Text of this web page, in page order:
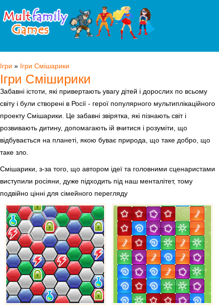
Ігри » Ігри Смішарики
Ігри Сміширики
Забавні істоти, які привертають увагу дітей і дорослих по всьому
світу і були створені в Росії - герої популярного мультиплікаційного
проекту Смішарики. Це забавні звірятка, які пізнають світ і
розвивають дитину, допомагають ій вчитися і розуміти, що
відбувається на планеті, якою буває природа, що таке добро, що
таке зло.
Смішарики, з-за того, що автором ідеї та головними сценаристами
виступили росіяни, дуже підходить під наш менталітет, тому
подвійно цінні для сімейного перегляду